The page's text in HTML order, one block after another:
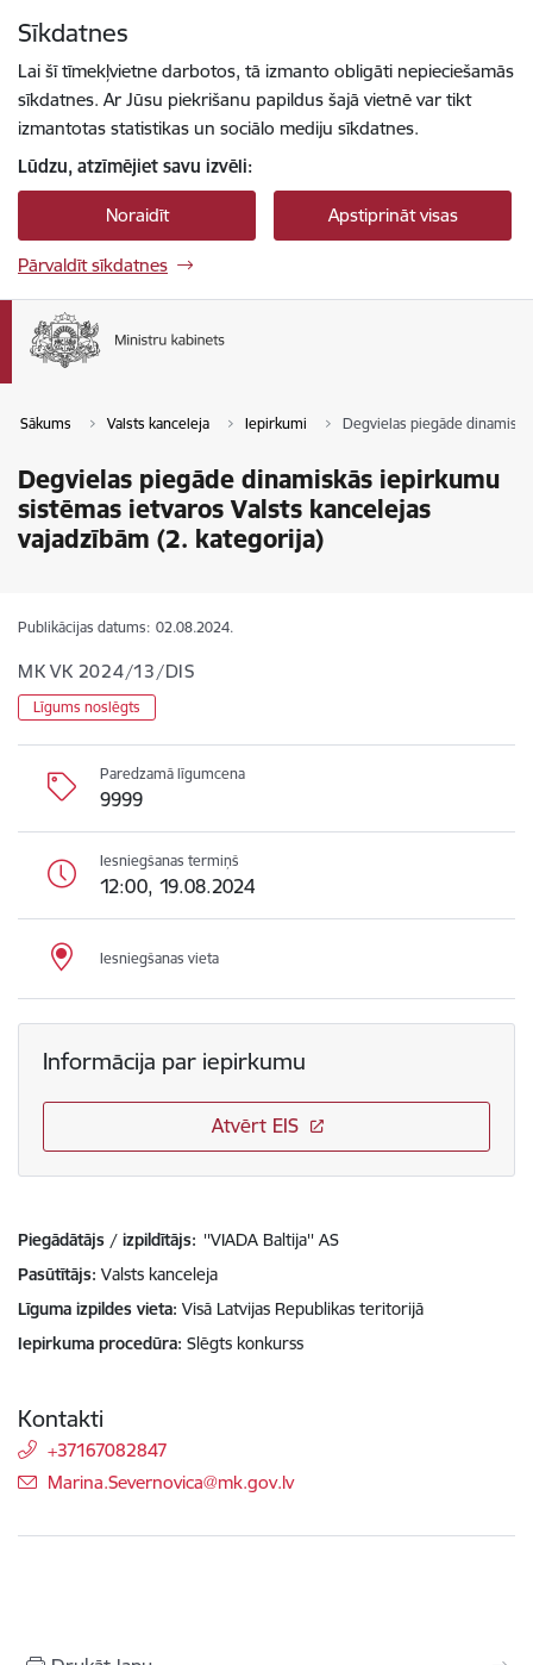
Sīkdatnes
Lai šī tīmekļvietne darbotos, tā izmanto obligāti nepieciešamās
sīkdatnes. Ar Jūsu piekrišanu papildus šajā vietnē var tikt
izmantotas statistikas un sociālo mediju sīkdatnes.
Lūdzu, atzīmējiet savu izvēli:
Noraidīt Apstiprināt visas
Pārvaldīt sīkdatnes
Sākums Valsts kanceleja Iepirkumi Degvielas piegāde
Degvielas piegāde dinamiskās iepirkumu
sistēmas ietvaros Valsts kancelejas
vajadzībām (2. kategorija)
Publikācijas datums: 02.08.2024.
MK VK 2024/13/DIS
Līgums noslēgts
Paredzamā līgumcena
9999
Iesniegšanas termiņš
12:00, 19.08.2024
Iesniegšanas vieta
Informācija par iepirkumu
Atvērt EIS
Piegādātājs / izpildītājs: ''VIADA Baltija'' AS
Pasūtītājs Valsts kanceleja
Līguma izpildes vieta Visā Latvijas Republikas teritorijā
Iepirkuma procedūra Slēgts konkurss
Kontakti
+37167082847
E-pasts:
Marina.Severnovica@mk.gov.lv